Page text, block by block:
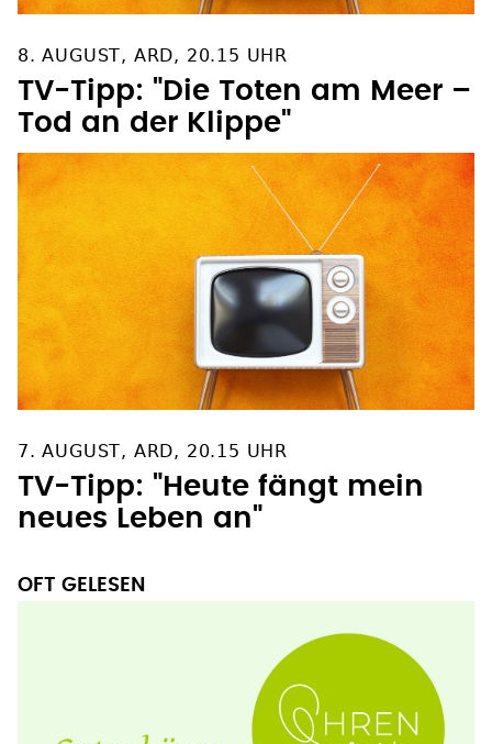
8. AUGUST, ARD, 20.15 UHR
TV-Tipp: "Die Toten am Meer –
Tod an der Klippe"
7. AUGUST, ARD, 20.15 UHR
TV-Tipp: "Heute fängt mein
neues Leben an"
OFT GELESEN